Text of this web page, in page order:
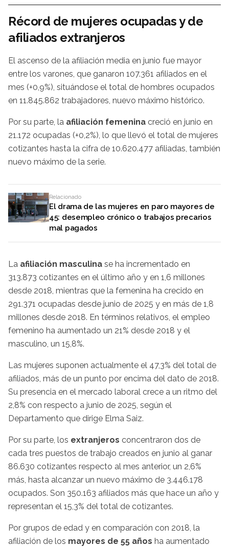
Récord de mujeres ocupadas y de
afiliados extranjeros
El ascenso de la afiliación media en junio fue mayor
entre los varones, que ganaron 107.361 afiliados en el
mes (+0,9%), situándose el total de hombres ocupados
en 11.845.862 trabajadores, nuevo máximo histórico.
Por su parte, la afiliación femenina creció en junio en
21.172 ocupadas (+0,2%), lo que llevó el total de mujeres
cotizantes hasta la cifra de 10.620.477 afiliadas, también
nuevo máximo de la serie.
Relacionado
El drama de las mujeres en paro mayores de
45: desempleo crónico o trabajos precarios
mal pagados
La afiliación masculina se ha incrementado en
313.873 cotizantes en el último año y en 1,6 millones
desde 2018, mientras que la femenina ha crecido en
291.371 ocupadas desde junio de 2025 y en más de 1,8
millones desde 2018. En términos relativos, el empleo
femenino ha aumentado un 21% desde 2018 y el
masculino, un 15,8%.
Las mujeres suponen actualmente el 47,3% del total de
afiliados, más de un punto por encima del dato de 2018.
Su presencia en el mercado laboral crece a un ritmo del
2,8% con respecto a junio de 2025, según el
Departamento que dirige Elma Saiz.
Por su parte, los extranjeros concentraron dos de
cada tres puestos de trabajo creados en junio al ganar
86.630 cotizantes respecto al mes anterior, un 2,6%
más, hasta alcanzar un nuevo máximo de 3.446.178
ocupados. Son 350.163 afiliados más que hace un año y
representan el 15,3% del total de cotizantes.
Por grupos de edad y en comparación con 2018, la
afiliación de los mayores de 55 años ha aumentado